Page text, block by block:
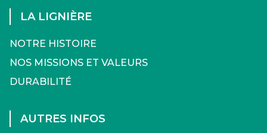
LA LIGNIÈRE
NOTRE HISTOIRE
NOS MISSIONS ET VALEURS
DURABILITÉ
AUTRES INFOS